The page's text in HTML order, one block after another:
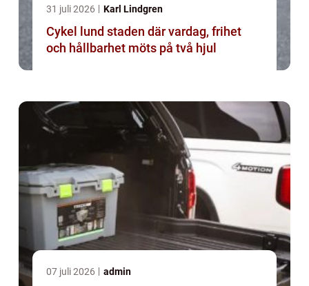
31 juli 2026 Karl Lindgren
Cykel lund staden där vardag, frihet
och hållbarhet möts på två hjul
07 juli 2026 admin